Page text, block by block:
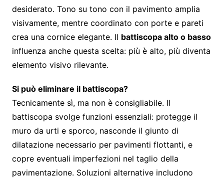
desiderato. Tono su tono con il pavimento amplia
visivamente, mentre coordinato con porte e pareti
crea una cornice elegante. Il battiscopa alto o basso
influenza anche questa scelta: più è alto, più diventa
elemento visivo rilevante.
Si può eliminare il battiscopa?
Tecnicamente sì, ma non è consigliabile. Il
battiscopa svolge funzioni essenziali: protegge il
muro da urti e sporco, nasconde il giunto di
dilatazione necessario per pavimenti flottanti, e
copre eventuali imperfezioni nel taglio della
pavimentazione. Soluzioni alternative includono